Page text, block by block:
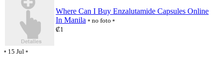
Where Can I Buy Enzalutamide Capsules Online
In Manila ▫️ no foto ▫️
₡1
▫️ 15 Jul ▫️